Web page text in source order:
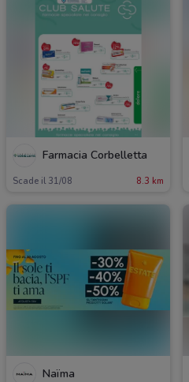
Farmacia Corbelletta
Scade il 31/08 8.3 km
Naïma